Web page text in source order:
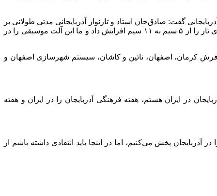
گفت: صادق‌جان استاد و تارنواز آذربایجانی مدتی طولانی بر
روی تار موجود در منطقه کار کرده و اصلاحاتی را بر روی آن انجام داده است. وی که در شهر شوشای قره‌باغ می‌زیسته است تعداد سیم‌های تار را از ۵ سیم به ۱۱ سیم افزایش داد و ما این آلت موسیقی را در
کرمان، اصفهان، نائین و کاشان، سیستم شهرسازی اصفهان و
در ایران هستم، هفته فرهنگی آذربایجان را در ایران و هفته
آذربایجان پخش می‌کنیم، اما در اینجا باید انتقادی داشته باشم از